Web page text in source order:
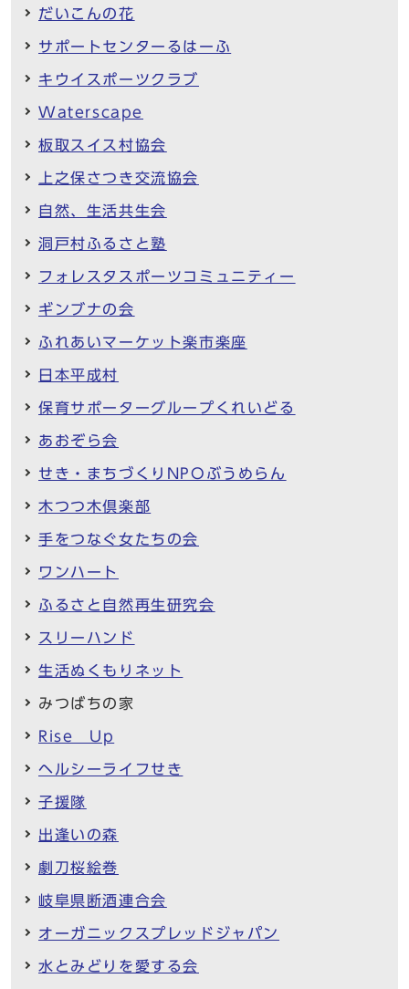
だいこんの花
サポートセンターるはーふ
キウイスポーツクラブ
Waterscape
板取スイス村協会
上之保さつき交流協会
自然、生活共生会
洞戸村ふるさと塾
フォレスタスポーツコミュニティー
ギンブナの会
ふれあいマーケット楽市楽座
日本平成村
保育サポーターグループくれいどる
あおぞら会
せき・まちづくりNPOぶうめらん
木つつ木倶楽部
手をつなぐ女たちの会
ワンハート
ふるさと自然再生研究会
スリーハンド
生活ぬくもりネット
みつばちの家
Rise Up
ヘルシーライフせき
子援隊
出逢いの森
劇刀桜絵巻
岐阜県断酒連合会
オーガニックスプレッドジャパン
水とみどりを愛する会